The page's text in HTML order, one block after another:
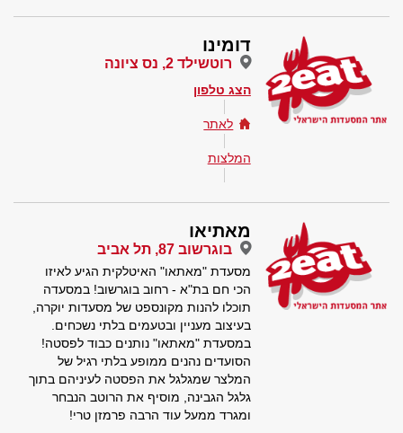
דומינו
רוטשילד 2, נס ציונה
הצג טלפון
לאתר
המלצות
מאתיאו
בוגרשוב 87, תל אביב
מסעדת "מאתאו" האיטלקית הגיע לאיזו
הכי חם בת"א - רחוב בוגרשוב! במסעדה
תוכלו להנות מקונספט של מסעדות יוקרה,
בעיצוב מעניין ובטעמים בלתי נשכחים.
במסעדת "מאתאו" נותנים כבוד לפסטה!
הסועדים נהנים ממופע בלתי רגיל של
המלצר שמגלגל את הפסטה לעיניהם בתוך
גלגל הגבינה, מוסיף את הרוטב הנבחר
ומגרד ממעל עוד הרבה פרמזן טרי!